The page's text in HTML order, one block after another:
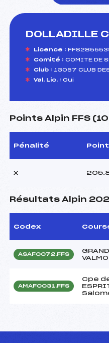
DOLLADILLE
Licence :
Comité : COMITE DE
Club : 13057 CLUB
Val. Lic. : Oui
Points Alpin FFS
Pénalité
x
Résultats Alpin
Codex
ASAF0072.FFS
AMAF0031.FFS
Cpe